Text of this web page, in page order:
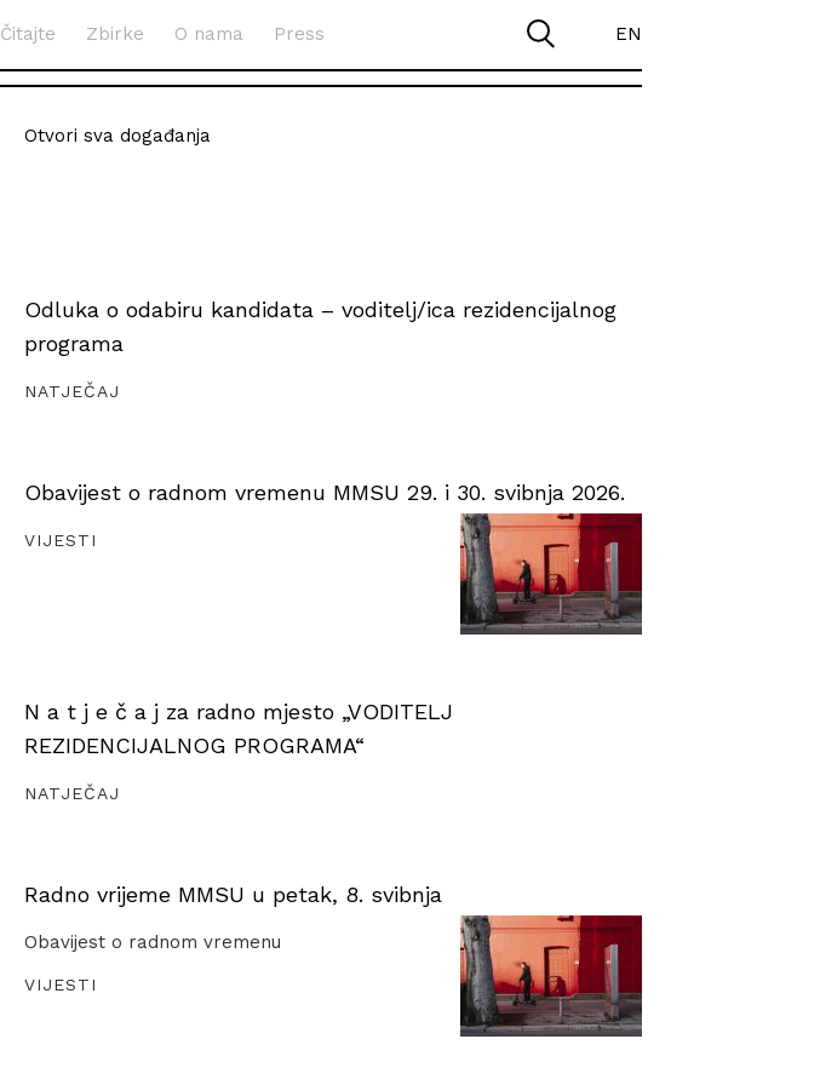
Čitajte Zbirke O nama Press EN
Otvori sva događanja
Odluka o odabiru kandidata – voditelj/ica rezidencijalnog
programa
NATJEČAJ
Obavijest o radnom vremenu MMSU 29. i 30. svibnja 2026.
VIJESTI
N a t j e č a j za radno mjesto „VODITELJ
REZIDENCIJALNOG PROGRAMA“
NATJEČAJ
Radno vrijeme MMSU u petak, 8. svibnja
Obavijest o radnom vremenu
VIJESTI